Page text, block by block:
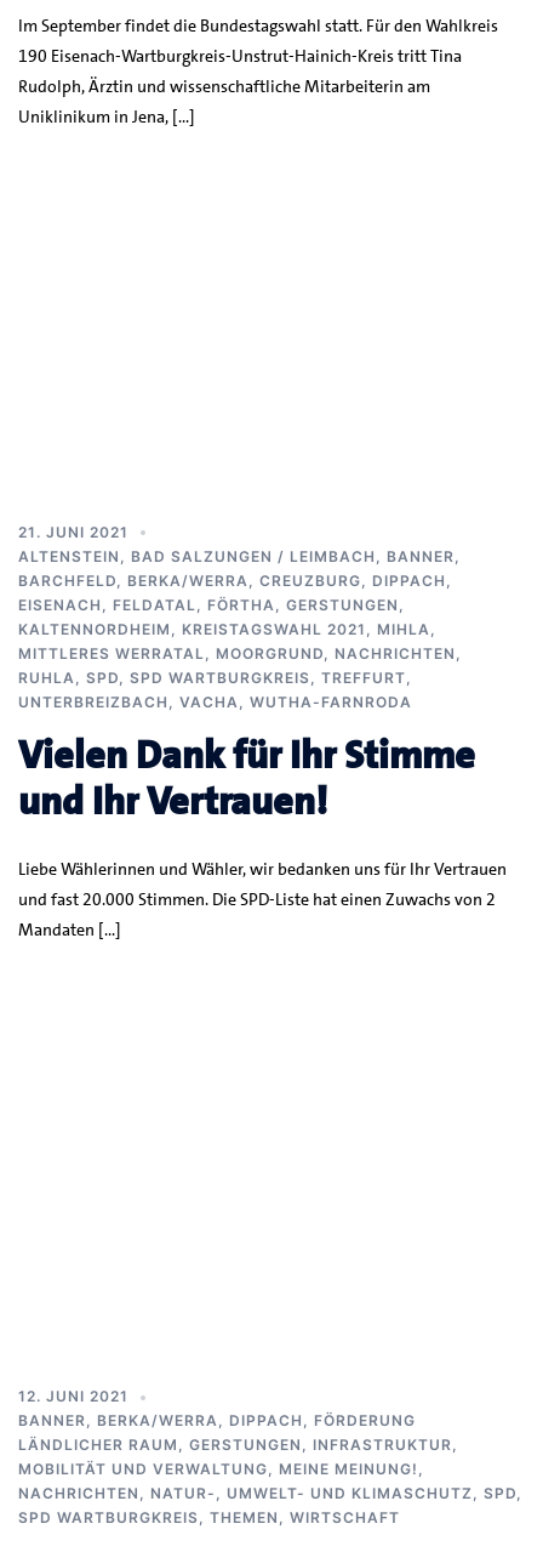
Im September findet die Bundestagswahl statt. Für den Wahlkreis
190 Eisenach-Wartburgkreis-Unstrut-Hainich-Kreis tritt Tina
Rudolph, Ärztin und wissenschaftliche Mitarbeiterin am
Uniklinikum in Jena, […]
21. JUNI 2021
ALTENSTEIN
BAD SALZUNGEN / LEIMBACH BANNER
BARCHFELD
BERKA/WERRA CREUZBURG DIPPACH
EISENACH
FELDATAL FÖRTHA GERSTUNGEN
KALTENNORDHEIM
KREISTAGSWAHL 2021 MIHLA
MITTLERES WERRATAL
MOORGRUND NACHRICHTEN
RUHLA
SPD SPD WARTBURGKREIS TREFFURT
UNTERBREIZBACH
VACHA WUTHA-FARNRODA
Vielen Dank für Ihr Stimme
und Ihr Vertrauen!
Liebe Wählerinnen und Wähler, wir bedanken uns für Ihr Vertrauen
und fast 20.000 Stimmen. Die SPD-Liste hat einen Zuwachs von 2
Mandaten […]
12. JUNI 2021
BANNER, BERKA/WERRA, DIPPACH , FÖRDERUNG
LÄNDLICHER RAUM , GERSTUNGEN , INFRASTRUKTUR,
MOBILITÄT UND VERWALTUNG, MEINE MEINUNG! ,
NACHRICHTEN , NATUR-, UMWELT- UND KLIMASCHUTZ , SPD,
SPD WARTBURGKREIS, THEMEN , WIRTSCHAFT